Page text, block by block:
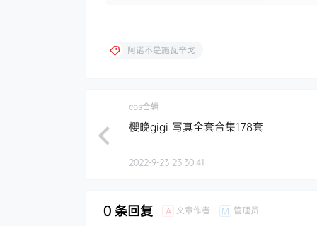
阿诺不是施瓦辛戈
cos合辑
樱晚gigi 写真全套合集178套
2022-9-23 23:30:41
0 条回复 A 文章作者 M 管理员